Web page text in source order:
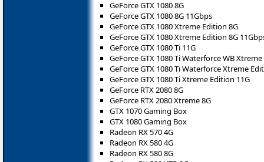
GeForce GTX 1080 8G
GeForce GTX 1080 8G 11Gbps
GeForce GTX 1080 Xtreme Edition 8G
GeForce GTX 1080 Xtreme Edition 8G
GeForce GTX 1080 Ti 11G
GeForce GTX 1080 Ti Waterforce WB
GeForce GTX 1080 Ti Waterforce Xtreme
GeForce GTX 1080 Ti Xtreme Edition 11G
GeForce RTX 2080 8G
GeForce RTX 2080 Xtreme 8G
GTX 1070 Gaming Box
GTX 1080 Gaming Box
Radeon RX 570 4G
Radeon RX 580 4G
Radeon RX 580 8G